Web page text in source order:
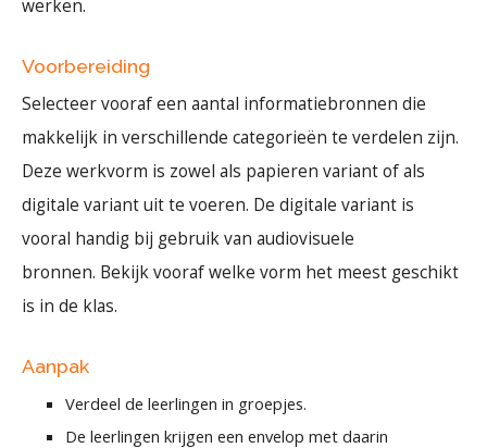
werken.
Voorbereiding
Selecteer vooraf een aantal informatiebronnen die
makkelijk in verschillende categorieën te verdelen zijn.
Deze werkvorm is zowel als papieren variant of als
digitale variant uit te voeren. De digitale variant is
vooral handig bij gebruik van audiovisuele
bronnen. Bekijk vooraf welke vorm het meest geschikt
is in de klas.
Aanpak
Verdeel de leerlingen in groepjes.
De leerlingen krijgen een envelop met daarin